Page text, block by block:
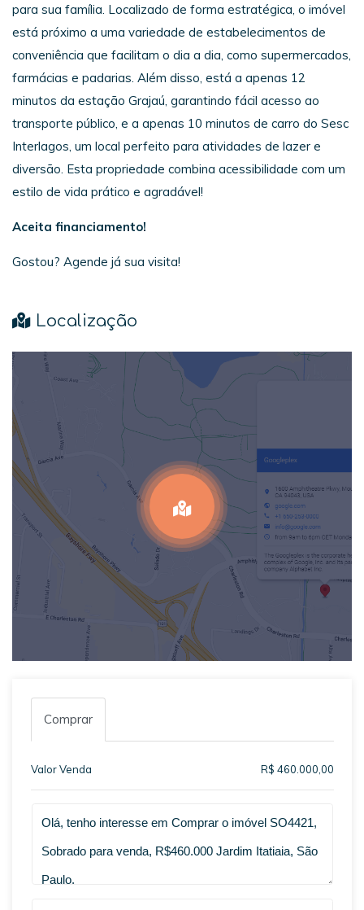
para sua família. Localizado de forma estratégica, o imóvel
está próximo a uma variedade de estabelecimentos de
conveniência que facilitam o dia a dia, como supermercados,
farmácias e padarias. Além disso, está a apenas 12
minutos da estação Grajaú, garantindo fácil acesso ao
transporte público, e a apenas 10 minutos de carro do Sesc
Interlagos, um local perfeito para atividades de lazer e
diversão. Esta propriedade combina acessibilidade com um
estilo de vida prático e agradável!
Aceita financiamento!
Gostou? Agende já sua visita!
Localização
Comprar
Valor Venda R$ 460.000,00